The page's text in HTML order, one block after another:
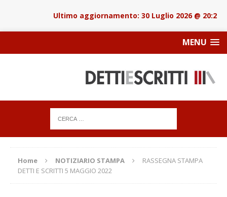
30 Luglio 2026 @ 20:22
MENU
Home NOTIZIARIO STAMPA
RASSEGNA STAMPA
DETTI E SCRITTI 5 MAGGIO 2022